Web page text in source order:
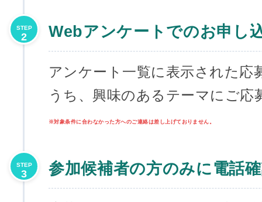
STEP
2 Webアンケートでのお申し
アンケート一覧に表示された応
うち、興味のあるテーマにご応
※対象条件に合わなかった方へのご連絡は差し上げておりません。
STEP
3 参加候補者の方のみに電話